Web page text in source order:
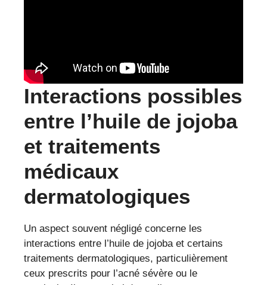
Interactions possibles
entre l’huile de jojoba
et traitements
médicaux
dermatologiques
Un aspect souvent négligé concerne les
interactions entre l’huile de jojoba et certains
traitements dermatologiques, particulièrement
ceux prescrits pour l’acné sévère ou le